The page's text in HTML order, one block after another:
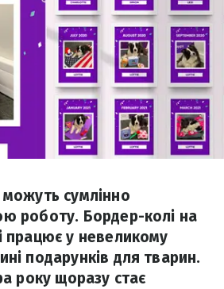
сумлінно
роботу. Бордер-колі на
працює у невеликому
подарунків для тварин.
року щоразу стає